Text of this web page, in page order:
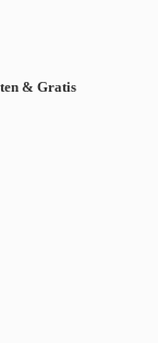
& Gratis